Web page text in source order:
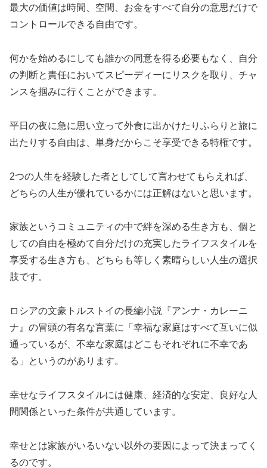
最大の価値は時間、空間、お金をすべて自分の意思だけで
コントロールできる自由です。
何かを始めるにしても誰かの同意を得る必要もなく、自分
の判断と責任においてスピーディーにリスクを取り、チャ
ンスを掴みに行くことができます。
平日の夜に急に思い立って外食に出かけたりふらりと旅に
出たりする自由は、単身だからこそ享受できる特権です。
2つの人生を経験した者としてして言わせてもらえれば、
どちらの人生が優れているかには正解はないと思います。
家族というコミュニティの中で絆を深める生き方も、個と
しての自由を極めて自分だけの充実したライフスタイルを
享受する生き方も、どちらも等しく素晴らしい人生の選択
肢です。
ロシアの文豪トルストイの長編小説『アンナ・カレーニ
ナ』の冒頭の有名な言葉に「幸福な家庭はすべて互いに似
通っているが、不幸な家庭はどこもそれぞれに不幸であ
る」というのがあります。
幸せなライフスタイルには健康、経済的な安定、良好な人
間関係といった条件が共通しています。
幸せとは家族がいるいない以外の要因によって決まってく
るのです。